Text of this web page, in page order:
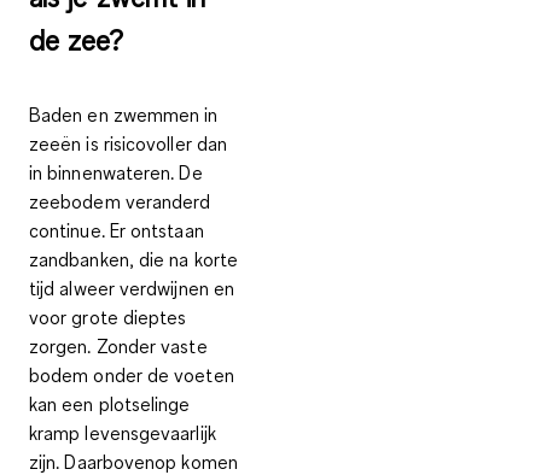
de zee?
Baden en zwemmen in
zeeën is risicovoller dan
in binnenwateren. De
zeebodem veranderd
continue. Er ontstaan
zandbanken, die na korte
tijd alweer verdwijnen en
voor grote dieptes
zorgen. Zonder vaste
bodem onder de voeten
kan een plotselinge
kramp levensgevaarlijk
zijn. Daarbovenop komen